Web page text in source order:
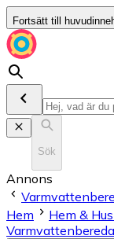
Fortsätt till
Sök
Annons
Hem
Hem &